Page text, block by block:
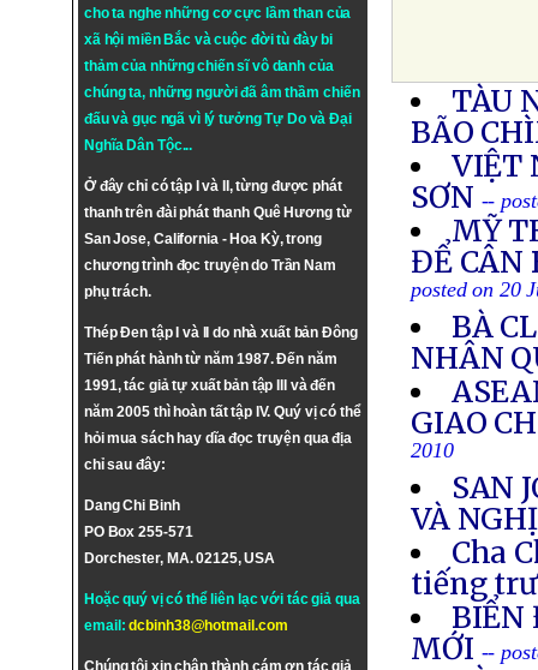
cho ta nghe những cơ cực lầm than của
xã hội miền Bắc và cuộc đời tù đày bi
thảm của những chiến sĩ vô danh của
chúng ta, những người đã âm thầm chiến
đấu và gục ngã vì lý tưởngTự DovàĐại
Nghĩa Dân Tộc...
Ở đây chỉ có tập I và II, từng được phát
thanh trên đài phát thanh Quê Hương từ
San Jose, California - Hoa Kỳ, trong
chương trình đọc truyện do Trần Nam
phụ trách.
Thép Đen tập I và II do nhà xuất bản Đông
Tiến phát hành từ năm 1987. Đến năm
1991, tác giả tự xuất bản tập III và đến
năm 2005 thì hoàn tất tập IV. Quý vị có thể
hỏi mua sách hay dĩa đọc truyện qua địa
chỉ sau đây:
Dang Chi Binh
PO Box 255-571
Dorchester, MA. 02125, USA
Hoặc quý vị có thể liên lạc với tác giả qua
email:dcbinh38@hotmail.com
Chúng tôi xin chân thành cám ơn tác giả
TÀU
BÃO
VIỆT
SƠN --
MỸ
ĐỂ CÂN
posted on 20
BÀ
NHÂN
GIAO
2010
SAN
VÀ
Cha
tiếng
BIỂN
MỚI --